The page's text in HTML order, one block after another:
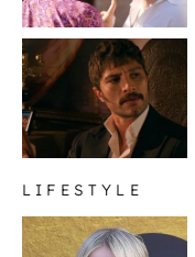
LIFESTYLE